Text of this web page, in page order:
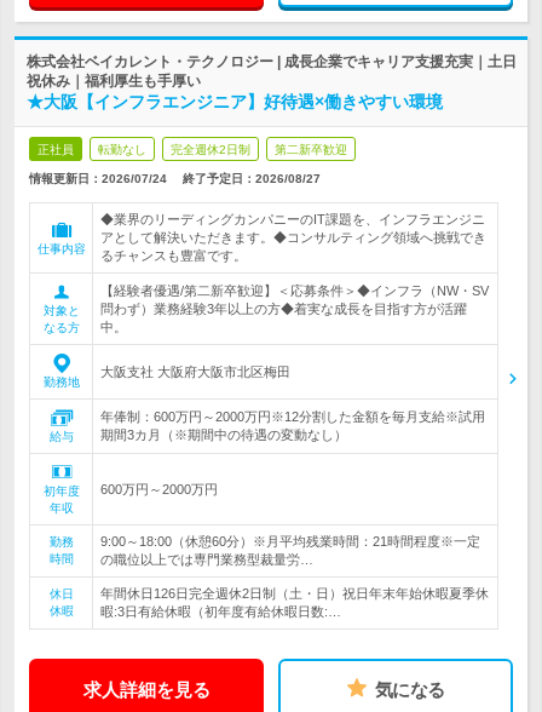
株式会社ベイカレント・テクノロジー | 成長企業でキャリア支援充実｜土日
祝休み｜福利厚生も手厚い
★大阪【インフラエンジニア】好待遇×働きやすい環境
正社員 転勤なし 完全週休2日制 第二新卒歓迎
情報更新日：2026/07/24 終了予定日： 2026/08/27
仕事内容
◆業界のリーディングカンパニーのIT課題を、インフラエンジニ
アとして解決いただきます。◆コンサルティング領域へ挑戦でき
るチャンスも豊富です。
対象と
なる方
【経験者優遇/第二新卒歓迎】＜応募条件＞◆インフラ（NW・SV
問わず）業務経験3年以上の方◆着実な成長を目指す方が活躍
中。
勤務地
大阪支社 大阪府大阪市北区梅田
給与
年俸制：600万円～2000万円※12分割した金額を毎月支給※試用
期間3カ月（※期間中の待遇の変動なし）
初年度
年収
600万円～2000万円
勤務
時間
9:00～18:00（休憩60分）※月平均残業時間：21時間程度※一定
の職位以上では専門業務型裁量労…
休日
休暇
年間休日126日完全週休2日制（土・日）祝日年末年始休暇夏季休
暇:3日有給休暇（初年度有給休暇日数:…
求人詳細を見る 気になる